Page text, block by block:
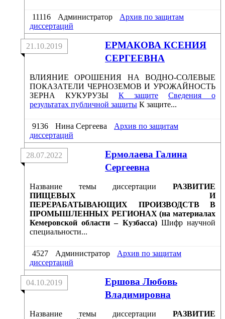
11116 Администратор
Архив по защитам
диссертаций
ЕРМАКОВА КСЕНИЯ
СЕРГЕЕВНА
21.10.2019
ВЛИЯНИЕ ОРОШЕНИЯ НА ВОДНО-СОЛЕВЫЕ
ПОКАЗАТЕЛИ ЧЕРНОЗЕМОВ И УРОЖАЙНОСТЬ
ЗЕРНА КУКУРУЗЫ К защите
Сведения о
результатах публичной защиты К защите...
9136 Нина Сергеева
Архив по защитам
диссертаций
Ермолаева Галина
Сергеевна
28.07.2022
Название темы диссертации РАЗВИТИЕ
ПИЩЕВЫХ И
ПЕРЕРАБАТЫВАЮЩИХ ПРОИЗВОДСТВ В
ПРОМЫШЛЕННЫХ РЕГИОНАХ (на материалах
Кемеровской области – Кузбасса)Шифр научной
специальности...
4527 Администратор
Архив по защитам
диссертаций
Ершова Любовь
Владимировна
04.10.2019
Название темы диссертации РАЗВИТИЕ